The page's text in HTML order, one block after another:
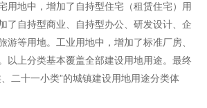
用地中，增加了自持型住宅（租赁住宅）用
了自持型商业、自持型办公、研发设计、企
游等用地。工业用地中，增加了标准厂房、
以上分类基本覆盖全部建设用地用途。最终
二十一小类”的城镇建设用地用途分类体